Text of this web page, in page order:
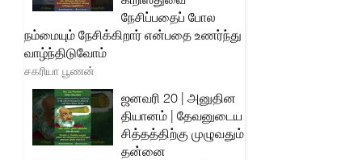
நேசிப்பதைப் போல
நம்மையும் நேசிக்கிறார் என்பதை உணர்ந்து
வாழ்ந்திடுவோம்
சகரியா பூணன்
ஜனவரி 20 | அனுதின
தியானம் | தேவனுடைய
சித்தத்திற்கு முழுவதும்
தன்னை